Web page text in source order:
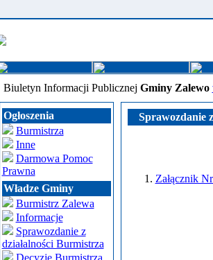
Biuletyn Informacji Publicznej Gminy Zalewo
Ogłoszenia
Burmistrza
Inne
Darmowa Pomoc
Prawna
Władze Gminy
Burmistrz Zalewa
Informacje
Sprawozdanie z
działalności Burmistrza
Decyzje Burmistrza
Sprawozdanie
1. Załącznik